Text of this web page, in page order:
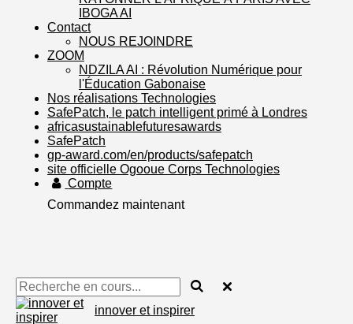
IBOGA AI
Contact
NOUS REJOINDRE
ZOOM
NDZILA AI : Révolution Numérique pour
l'Éducation Gabonaise
Nos réalisations Technologies
SafePatch, le patch intelligent primé à Londres
africasustainablefuturesawards
SafePatch
gp-award.com/en/products/safepatch
site officielle Ogooue Corps Technologies
Compte
Commandez maintenant
innover et inspirer